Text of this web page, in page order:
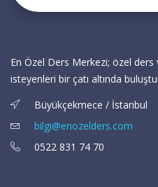
En Özel Ders Merkezi; özel
isteyenleri bir çatı altında
Büyükçekmece / İstanbul
bilgi@enozelders.com
0522 831 74 70